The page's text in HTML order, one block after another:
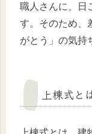
職人さんに、日
す。そのため、
がとう」の気持
上棟式と